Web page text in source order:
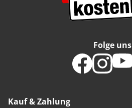
Kauf & Zahlung
Folge uns